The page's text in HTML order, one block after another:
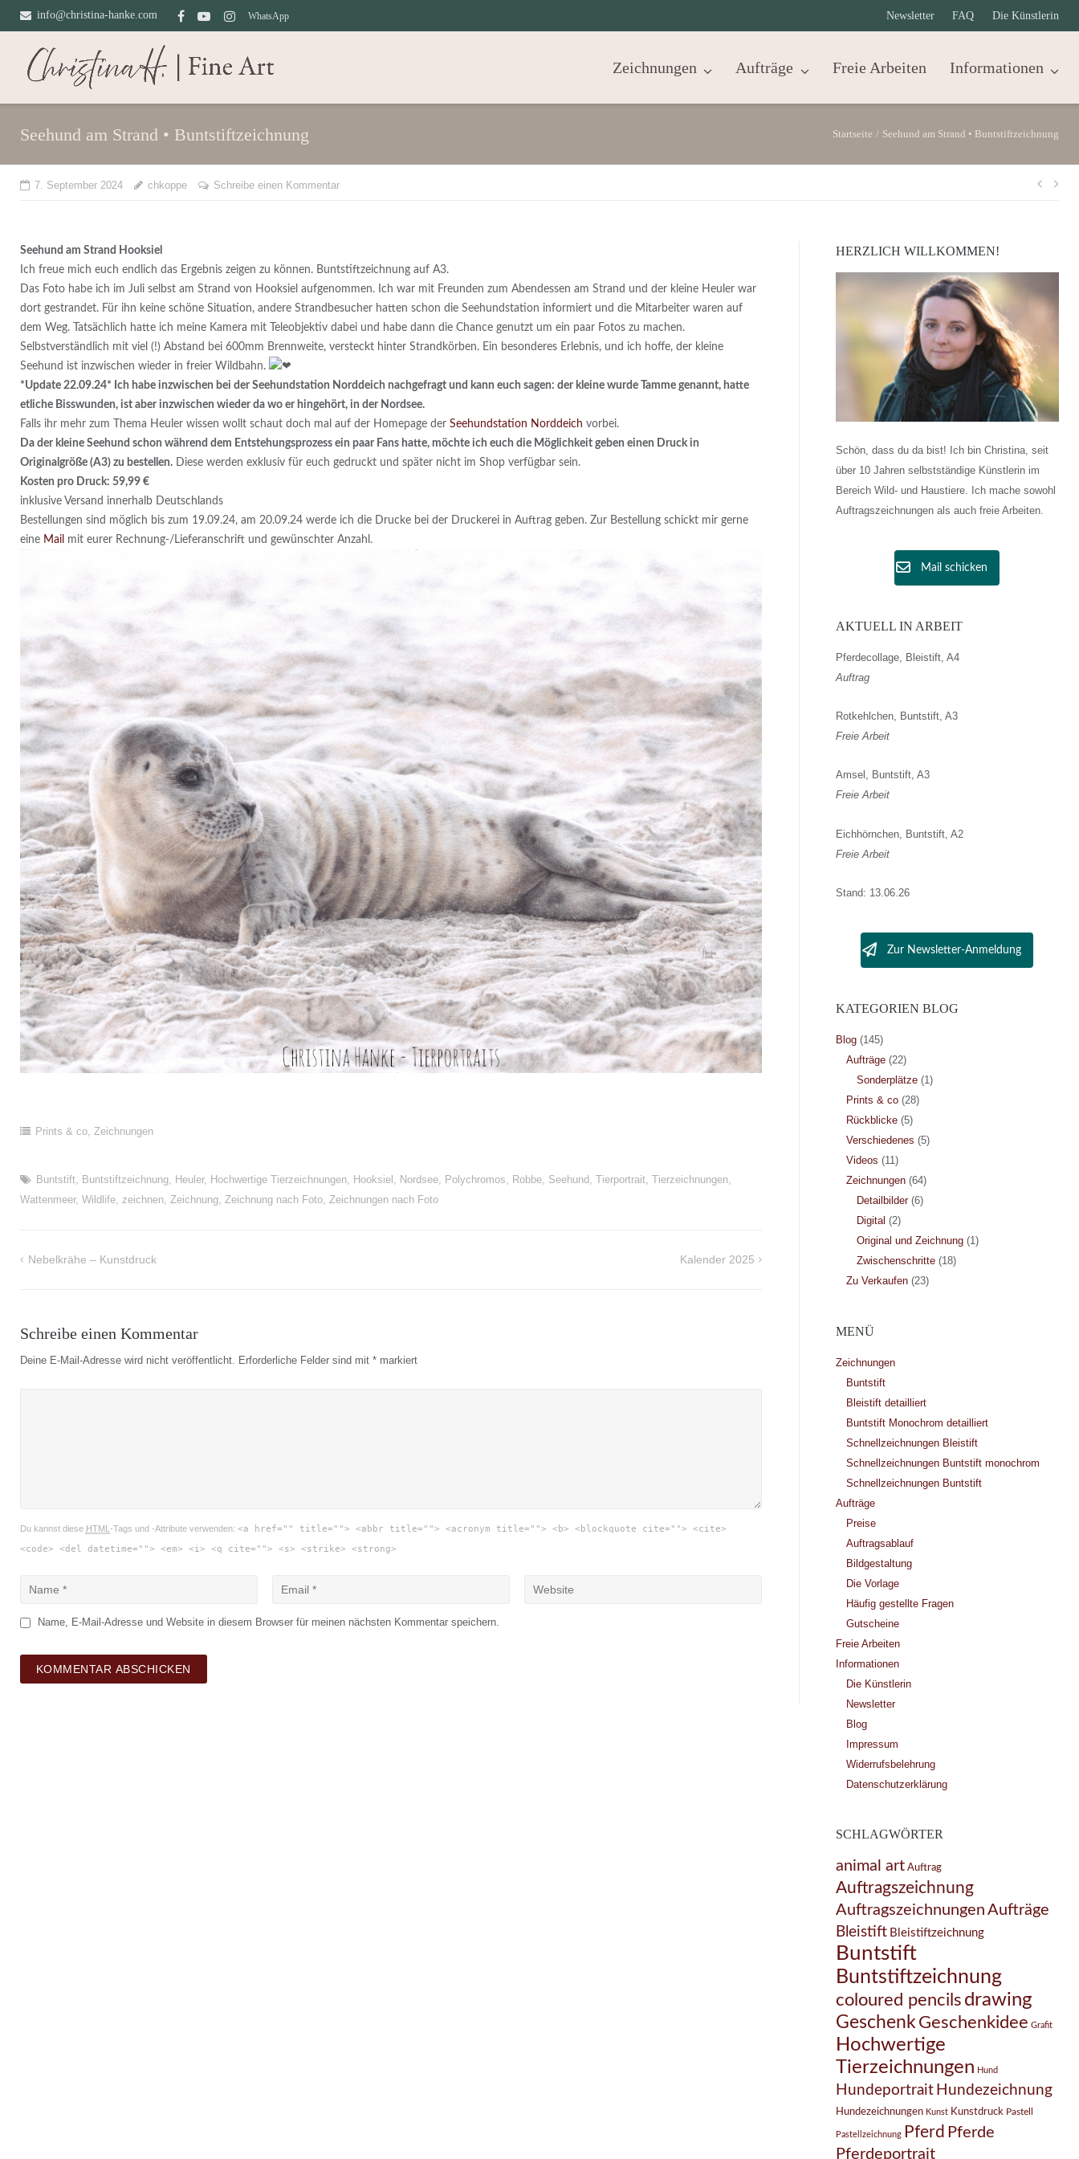
Direkt
info@christina-hanke.com WhatsApp Newsletter FAQ Die Künstlerin
Zeichnungen Aufträge Freie Arbeiten Informationen
Seehund am Strand • Buntstiftzeichnung Startseite / Seehund am Strand • Buntstiftzeichnung
7. September 2024 chkoppe Schreibe einen Kommentar
Seehund am Strand Hooksiel
Ich freue mich euch endlich das Ergebnis zeigen zu können. Buntstiftzeichnung auf A3.
Das Foto habe ich im Juli selbst am Strand von Hooksiel aufgenommen. Ich war mit Freunden zum Abendessen am Strand und der kleine Heuler war
dort gestrandet. Für ihn keine schöne Situation, andere Strandbesucher hatten schon die Seehundstation informiert und die Mitarbeiter waren auf
dem Weg. Tatsächlich hatte ich meine Kamera mit Teleobjektiv dabei und habe dann die Chance genutzt um ein paar Fotos zu machen.
Selbstverständlich mit viel (!) Abstand bei 600mm Brennweite, versteckt hinter Strandkörben. Ein besonderes Erlebnis, und ich hoffe, der kleine
Seehund ist inzwischen wieder in freier Wildbahn.
*Update 22.09.24* Ich habe inzwischen bei der Seehundstation Norddeich nachgefragt und kann euch sagen: der kleine wurde Tamme genannt, hatte
etliche Bisswunden, ist aber inzwischen wieder da wo er hingehört, in der Nordsee.
Falls ihr mehr zum Thema Heuler wissen wollt schaut doch mal auf der Homepage der Seehundstation Norddeich vorbei.
Da der kleine Seehund schon während dem Entstehungsprozess ein paar Fans hatte, möchte ich euch die Möglichkeit geben einen Druck in
Originalgröße (A3) zu bestellen.Diese werden exklusiv für euch gedruckt und später nicht im Shop verfügbar sein.
Kosten pro Druck: 59,99 €
inklusive Versand innerhalb Deutschlands
Bestellungen sind möglich bis zum 19.09.24, am 20.09.24 werde ich die Drucke bei der Druckerei in Auftrag geben. Zur Bestellung schickt mir gerne
eine Mail mit eurer Rechnung-/Lieferanschrift und gewünschter Anzahl.
Prints & co, Zeichnungen
Buntstift, Buntstiftzeichnung, Heuler, Hochwertige Tierzeichnungen, Hooksiel Nordsee, Polychromos Robbe, Seehund Tierportrait, Tierzeichnungen,
Wattenmeer, Wildlife, zeichnen, Zeichnung, Zeichnung nach Foto, Zeichnungen nach Foto
Beitragsnavigation
Nebelkrähe – Kunstdruck Kalender 2025
Schreibe einen Kommentar
Deine E-Mail-Adresse wird nicht veröffentlicht. Erforderliche Felder sind mit *markiert
Du kannst diese HTML -Tags und -Attribute verwenden: <a href="" title=""> <abbr title=""> <acronym title=""> <b> <blockquote cite=""> <cite>
<code> <del datetime=""> <em> <i> <q cite=""> <s> <strike> <strong>
Name, E-Mail-Adresse und Website in diesem Browser für meinen nächsten Kommentar speichern.
HERZLICH WILLKOMMEN!
Schön, dass du da bist! Ich bin Christina, seit
über 10 Jahren selbstständige Künstlerin im
Bereich Wild- und Haustiere. Ich mache sowohl
Auftragszeichnungen als auch freie Arbeiten.
Mail schicken
AKTUELL IN ARBEIT
Pferdecollage, Bleistift, A4
Auftrag
Rotkehlchen, Buntstift, A3
Freie Arbeit
Amsel, Buntstift, A3
Freie Arbeit
Eichhörnchen, Buntstift, A2
Freie Arbeit
Stand: 13.06.26
Zur Newsletter-Anmeldung
KATEGORIEN BLOG
Blog(145)
Aufträge(22)
Sonderplätze(1)
Prints & co(28)
Rückblicke(5)
Verschiedenes (5)
Videos (11)
Zeichnungen(64)
Detailbilder(6)
Digital (2)
Original und Zeichnung(1)
Zwischenschritte(18)
Zu Verkaufen(23)
MENÜ
Zeichnungen
Buntstift
Bleistift detailliert
Buntstift Monochrom detailliert
Schnellzeichnungen Bleistift
Schnellzeichnungen Buntstift monochrom
Schnellzeichnungen Buntstift
Aufträge
Preise
Auftragsablauf
Bildgestaltung
Die Vorlage
Häufig gestellte Fragen
Gutscheine
Freie Arbeiten
Informationen
Die Künstlerin
Newsletter
Blog
Impressum
Widerrufsbelehrung
Datenschutzerklärung
SCHLAGWÖRTER
animal art Auftrag
Auftragszeichnung
Auftragszeichnungen Aufträge
Bleistift Bleistiftzeichnung
Buntstift
Buntstiftzeichnung
coloured pencils drawing
Geschenk Geschenkidee Grafit
Hochwertige
Tierzeichnungen Hund
Hundeportrait Hundezeichnung
Hundezeichnungen Kunst Kunstdruck Pastell
Pastellzeichnung Pferd Pferde
Pferdeportrait